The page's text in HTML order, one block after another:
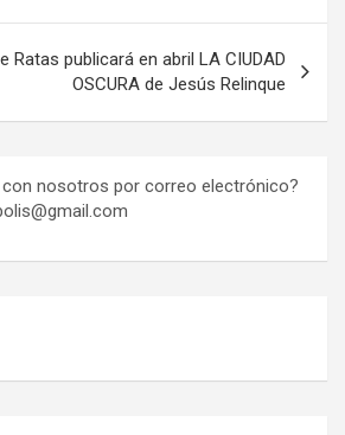
Ratas publicará en abril LA CIUDAD
OSCURA de Jesús Relinque
nosotros por correo electrónico?